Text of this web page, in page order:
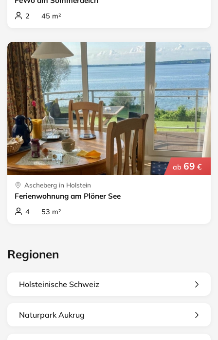
2 45 m²
ab 69 €
Ascheberg in Holstein
Ferienwohnung am Plöner See
4 53 m²
Regionen
Holsteinische Schweiz
Naturpark Aukrug